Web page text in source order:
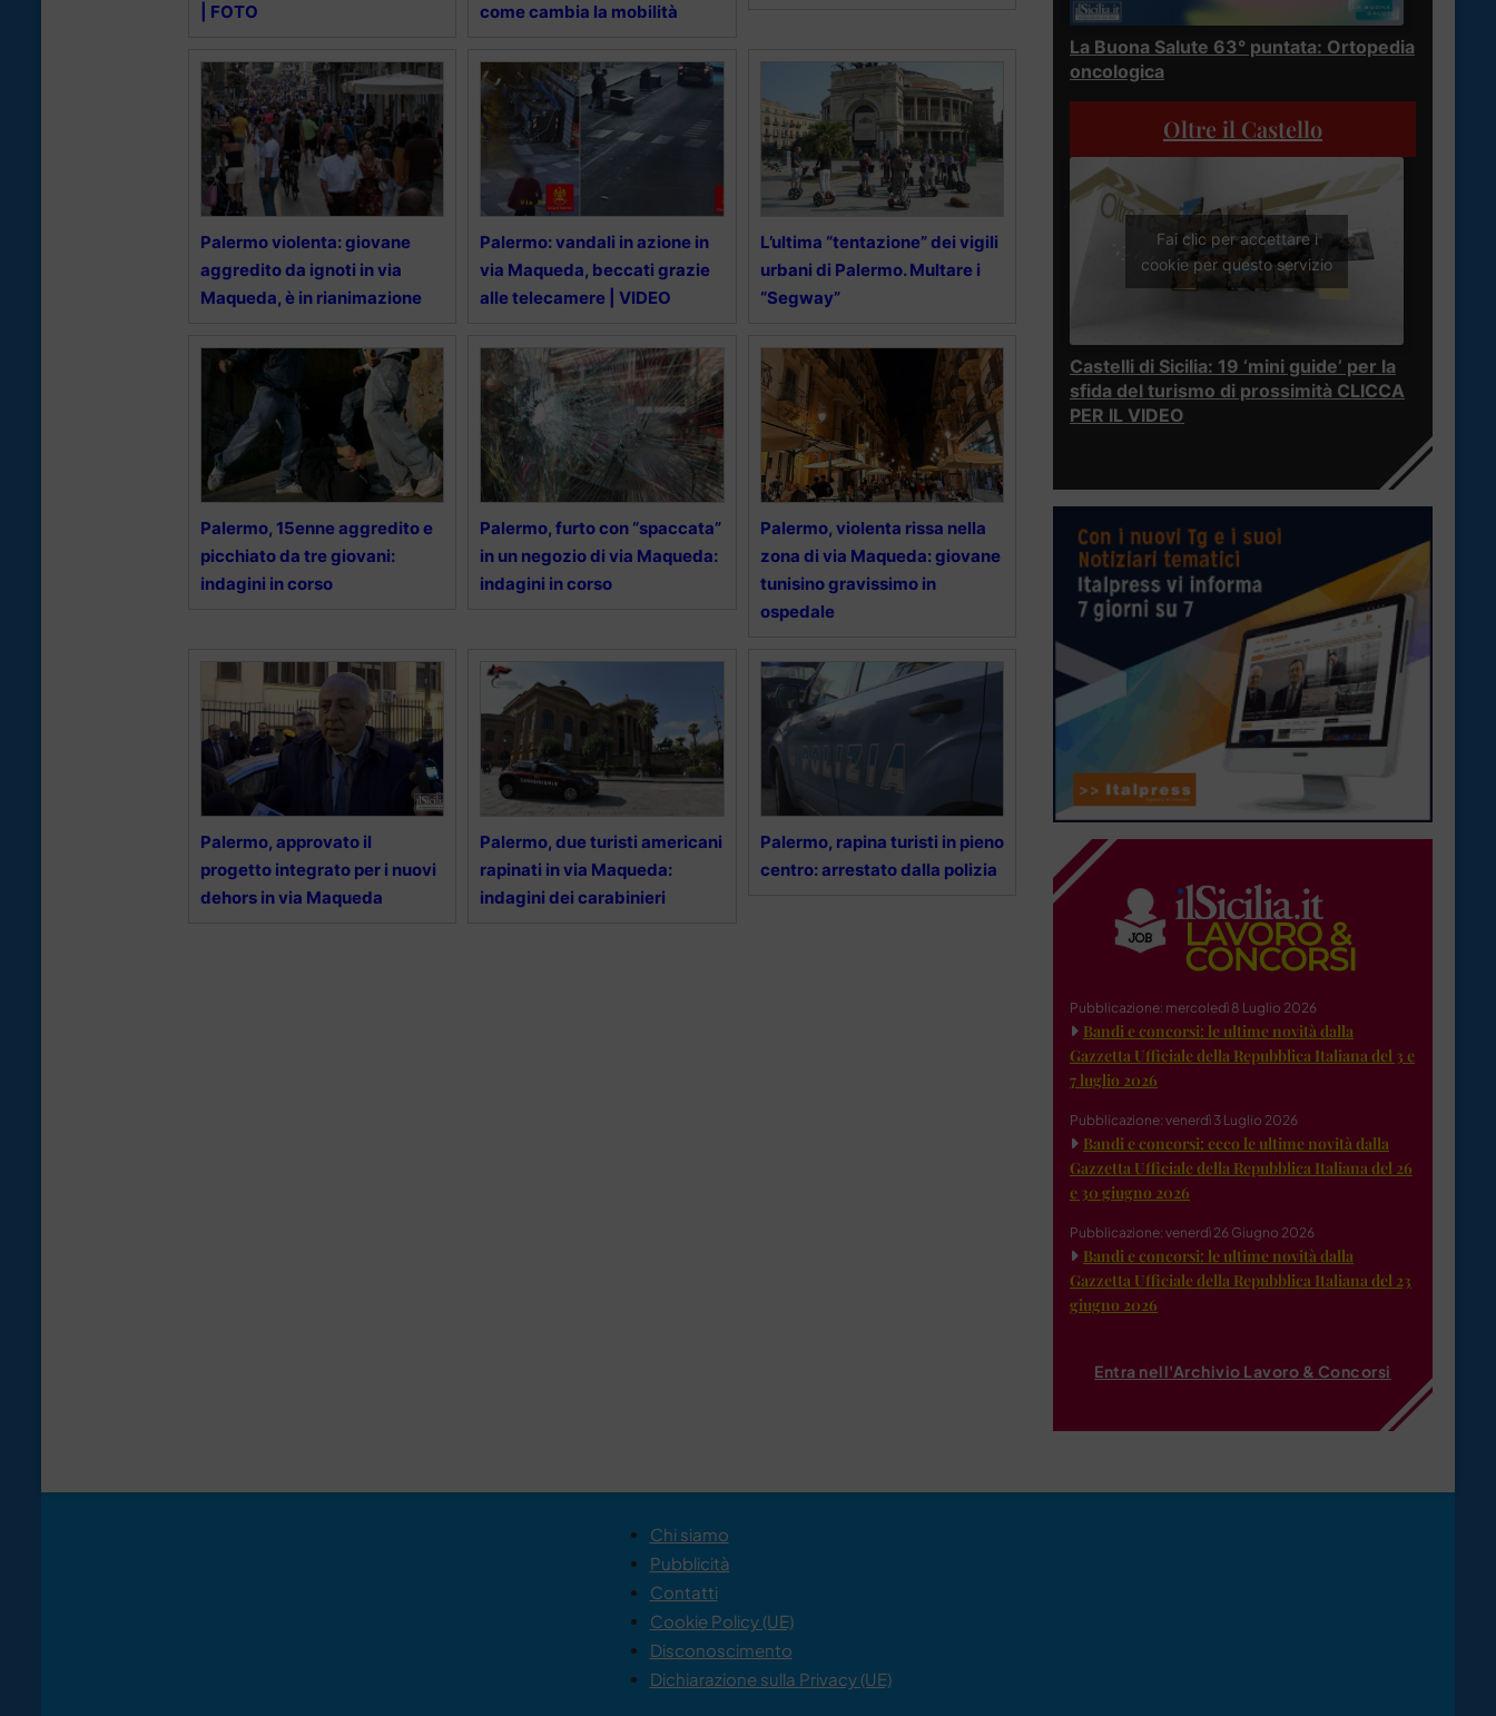
| FOTO
come cambia la mobilità
Palermo violenta: giovane
aggredito da ignoti in via
Maqueda, è in rianimazione
Palermo: vandali in azione in
via Maqueda, beccati grazie
alle telecamere | VIDEO
L’ultima “tentazione” dei vigili
urbani di Palermo. Multare i
“Segway”
Palermo, 15enne aggredito e
picchiato da tre giovani:
indagini in corso
Palermo, furto con “spaccata”
in un negozio di via Maqueda:
indagini in corso
Palermo, violenta rissa nella
zona di via Maqueda: giovane
tunisino gravissimo in
ospedale
Palermo, approvato il
progetto integrato per i nuovi
dehors in via Maqueda
Palermo, due turisti americani
rapinati in via Maqueda:
indagini dei carabinieri
Palermo, rapina turisti in pieno
centro: arrestato dalla polizia
La Buona Salute 63° puntata: Ortopedia
oncologica
Oltre il Castello
Fai clic per accettare i
cookie per questo servizio
Castelli di Sicilia: 19 ‘mini guide’ per la
sfida del turismo di prossimità CLICCA
PER IL VIDEO
Pubblicazione: mercoledì 8 Luglio 2026
Bandi e concorsi: le ultime novità dalla
Gazzetta Ufficiale della Repubblica Italiana del 3 e
7 luglio 2026
Pubblicazione: venerdì 3 Luglio 2026
Bandi e concorsi: ecco le ultime novità dalla
Gazzetta Ufficiale della Repubblica Italiana del 26
e 30 giugno 2026
Pubblicazione: venerdì 26 Giugno 2026
Bandi e concorsi: le ultime novità dalla
Gazzetta Ufficiale della Repubblica Italiana del 23
giugno 2026
Entra nell'Archivio Lavoro & Concorsi
Chi siamo
Pubblicità
Contatti
Cookie Policy (UE)
Disconoscimento
Dichiarazione sulla Privacy (UE)